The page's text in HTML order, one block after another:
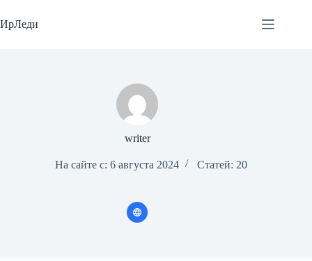
к
сути
ИрЛеди
writer
На сайте с: 6 августа 2024 Статей: 20